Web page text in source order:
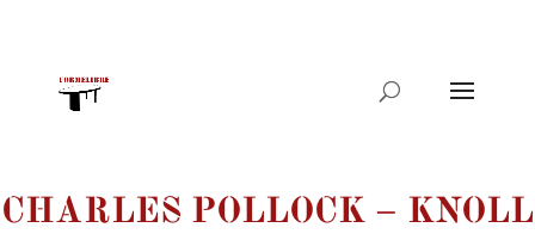
CHARLES POLLOCK – KNOLL